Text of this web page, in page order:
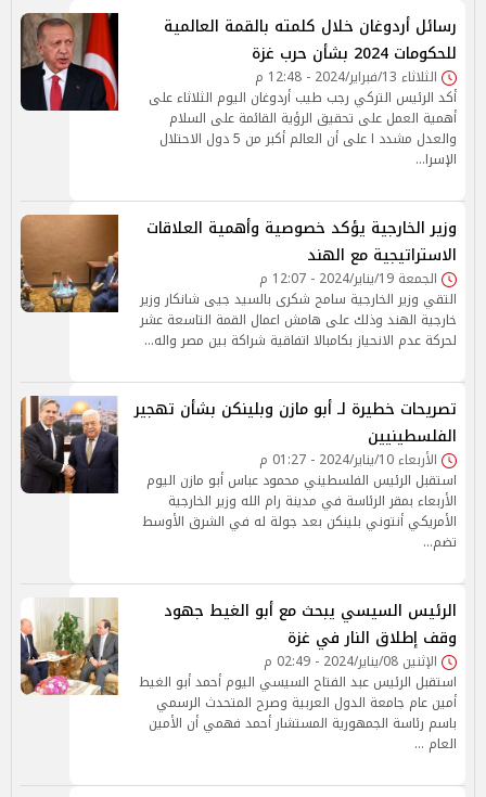
رسائل أردوغان خلال كلمته بالقمة العالمية
للحكومات 2024 بشأن حرب غزة
الثلاثاء 13/فبراير/2024 - 12:48 م
أكد الرئيس التركي رجب طيب أردوغان اليوم الثلاثاء على
أهمية العمل على تحقيق الرؤية القائمة على السلام
والعدل مشدد ا على أن العالم أكبر من 5 دول الاحتلال
الإسرا…
وزير الخارجية يؤكد خصوصية وأهمية العلاقات
الاستراتيجية مع الهند
الجمعة 19/يناير/2024 - 12:07 م
التقي وزير الخارجية سامح شكرى بالسيد جيى شانكار وزير
خارجية الهند وذلك على هامش اعمال القمة التاسعة عشر
لحركة عدم الانحياز بكامبالا اتفاقية شراكة بين مصر واله…
تصريحات خطيرة لـ أبو مازن وبلينكن بشأن تهجير
الفلسطينيين
الأربعاء 10/يناير/2024 - 01:27 م
استقبل الرئيس الفلسطيني محمود عباس أبو مازن اليوم
الأربعاء بمقر الرئاسة في مدينة رام الله وزير الخارجية
الأمريكي أنتوني بلينكن بعد جولة له في الشرق الأوسط
تضم…
الرئيس السيسي يبحث مع أبو الغيط جهود
وقف إطلاق النار في غزة
الإثنين 08/يناير/2024 - 02:49 م
استقبل الرئيس عبد الفتاح السيسي اليوم أحمد أبو الغيط
أمين عام جامعة الدول العربية وصرح المتحدث الرسمي
باسم رئاسة الجمهورية المستشار أحمد فهمي أن الأمين
العام …